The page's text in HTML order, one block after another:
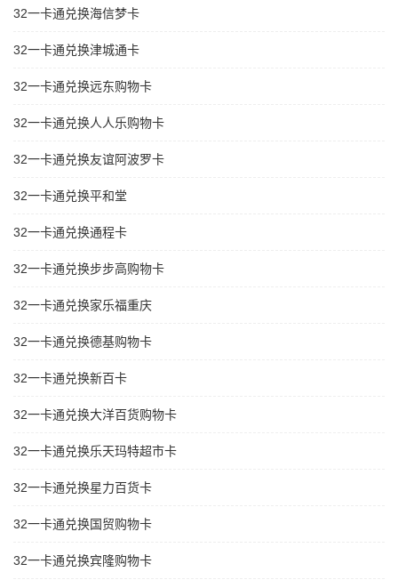
32一卡通兑换海信梦卡
32一卡通兑换津城通卡
32一卡通兑换远东购物卡
32一卡通兑换人人乐购物卡
32一卡通兑换友谊阿波罗卡
32一卡通兑换平和堂
32一卡通兑换通程卡
32一卡通兑换步步高购物卡
32一卡通兑换家乐福重庆
32一卡通兑换德基购物卡
32一卡通兑换新百卡
32一卡通兑换大洋百货购物卡
32一卡通兑换乐天玛特超市卡
32一卡通兑换星力百货卡
32一卡通兑换国贸购物卡
32一卡通兑换宾隆购物卡